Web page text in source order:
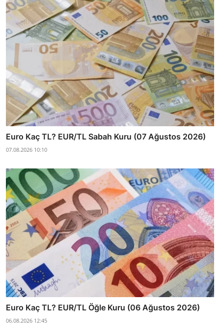
Euro Kaç TL? EUR/TL Sabah Kuru (07 Ağustos 2026)
07.08.2026 10:10
Euro Kaç TL? EUR/TL Öğle Kuru (06 Ağustos 2026)
06.08.2026 12:45